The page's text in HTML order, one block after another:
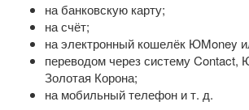
на банковскую карту;
на счёт;
на электронный кошелёк ЮMoney
переводом через систему Contact,
Золотая Корона;
на мобильный телефон и т. д.